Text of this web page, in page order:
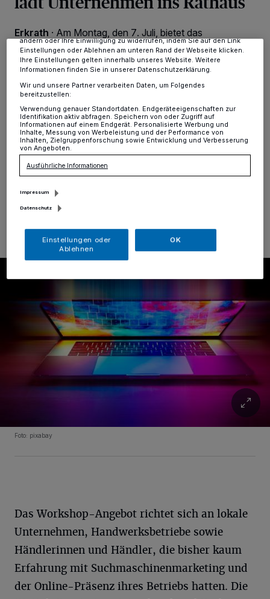
Erkrath · Am Montag, den 7. Juli, bietet das
Citymanagement der Wirtschaftsförderung Erkrath
gemeinsam mit dem Handelsverband NRW im
Rheinland einen kostenlosen Workshop für
Unternehmerinnen und Unternehmer zur besseren
Sichtbarkeit im Internet an. Von 8 bis 10 Uhr erhalten
interessierte Selbstständige von einer IT-Expertin und
Digital-Beraterin im Kleinen Sitzungssaal des
Rathauses Erkrath, Bahnstraße 16, eine Einführung in
die effektive Nutzung von Google
Unternehmensprofilen.
27.06.2025 , 12:34 Uhr
Foto: pixabay
Das Workshop-Angebot richtet sich an lokale
Unternehmen, Handwerksbetriebe sowie
Händlerinnen und Händler, die bisher kaum
Erfahrung mit Suchmaschinenmarketing und
der Online-Präsenz ihres Betriebs hatten. Die
verarbeiten Daten, um Ihnen Dienste bereitzustellen“ aufgeführten
dieses Menü jederzeit wieder aufrufen, um Ihre Einstellungen zu
ändern oder Ihre Einwilligung zu widerrufen, indem Sie auf den Link
Einstellungen oder Ablehnen am unteren Rand der Webseite klicken.
Ihre Einstellungen gelten innerhalb unseres Website. Weitere
Informationen finden Sie in unserer Datenschutzerklärung.
Wir und unsere Partner verarbeiten Daten, um Folgendes
bereitzustellen:
Verwendung genauer Standortdaten. Endgeräteeigenschaften zur
Identifikation aktiv abfragen. Speichern von oder Zugriff auf
Informationen auf einem Endgerät. Personalisierte Werbung und
Inhalte, Messung von Werbeleistung und der Performance von
Inhalten, Zielgruppenforschung sowie Entwicklung und Verbesserung
von Angeboten.
Ausführliche Informationen
Impressum
Datenschutz
Einstellungen oder
Ablehnen
OK